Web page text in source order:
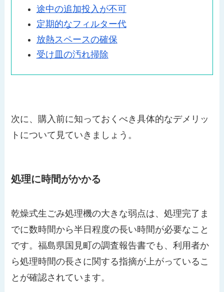
途中の追加投入が不可
定期的なフィルター代
放熱スペースの確保
受け皿の汚れ掃除
次に、購入前に知っておくべき具体的なデメリッ
トについて見ていきましょう。
処理に時間がかかる
乾燥式生ごみ処理機の大きな弱点は、処理完了ま
でに数時間から半日程度の長い時間が必要なこと
です。福島県国見町の調査報告書でも、利用者か
ら処理時間の長さに関する指摘が上がっているこ
とが確認されています。